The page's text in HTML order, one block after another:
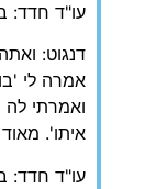
עו"ד חדד:
דנגוט:
אמרה לי
ואמרתי לה
איתו'.
עו"ד חדד: